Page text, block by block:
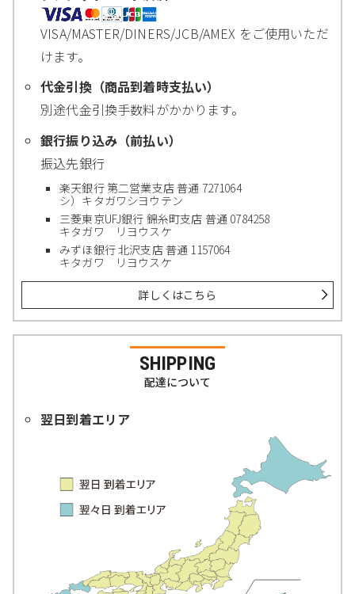
VISA/MASTER/DINERS/JCB/AMEX をご使用いただ
けます。
代金引換（商品到着時支払い）
別途代金引換手数料がかかります。
銀行振り込み（前払い）
振込先銀行
楽天銀行 第二営業支店 普通 7271064
シ）キタガワシヨウテン
三菱東京UFJ銀行 錦糸町支店 普通 0784258
キタガワ リヨウスケ
みずほ銀行 北沢支店 普通 1157064
キタガワ リヨウスケ
詳しくはこちら
SHIPPING
配達について
翌日到着エリア